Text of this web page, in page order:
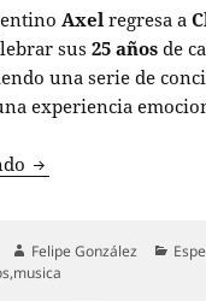
Axel regresa a
sus25 años de
una serie de
experiencia
Axel regresa a
Autor
Felipe González
,musica